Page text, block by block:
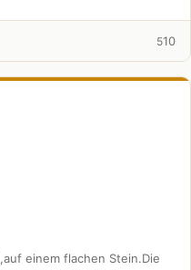
510
einem flachen Stein.Die